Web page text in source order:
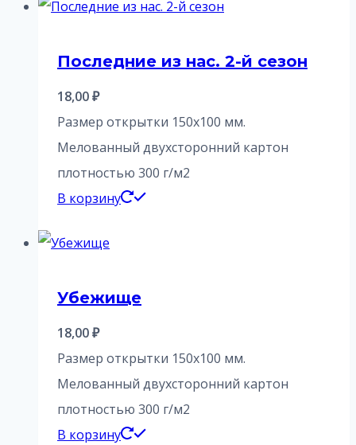
Последние из нас. 2-й сезон
18,00₽
Размер открытки 150х100 мм.
Мелованный двухсторонний картон
плотностью 300 г/м2
В корзину
Убежище
18,00₽
Размер открытки 150х100 мм.
Мелованный двухсторонний картон
плотностью 300 г/м2
В корзину